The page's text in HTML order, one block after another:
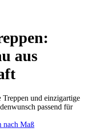
aus
und einzigartige
passend für
nach Maß